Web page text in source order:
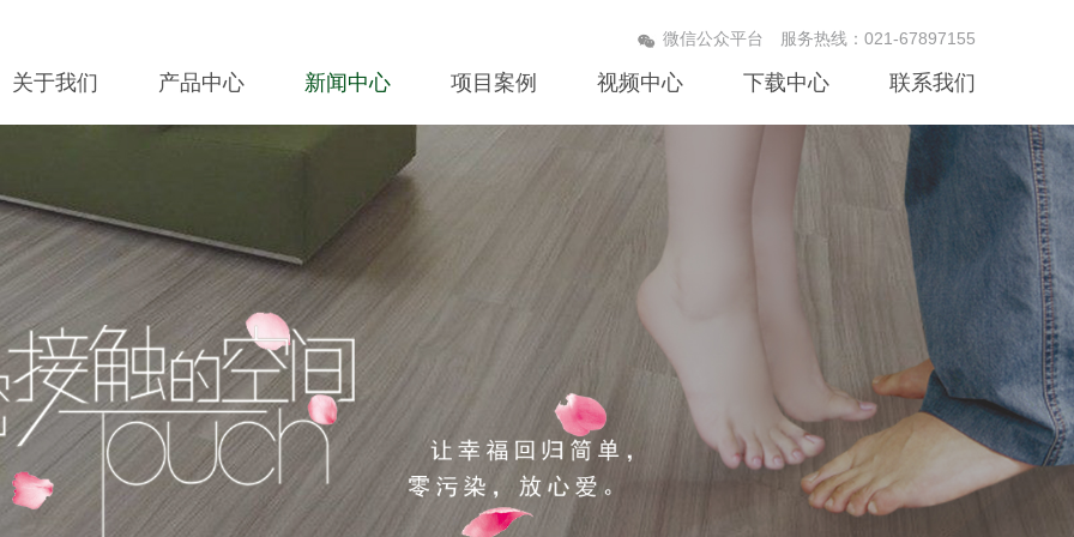
微信公众平台 服务热线： 021-67897155
关于我们 产品中心 新闻中心 项目案例 视频中心 下载中心 联系我们